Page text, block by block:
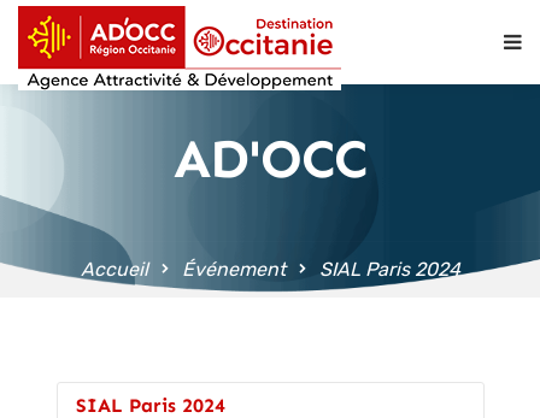
principal
AD'OCC
Accueil Événement SIAL Paris 2024
SIAL Paris 2024